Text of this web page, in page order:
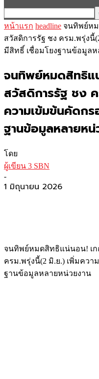
หน้าแรก headline จนทิพย์ห
สวัสดิการรัฐ ชง ครม.พรุ่งนี้
มีสิทธิ์ เชื่อมโยงฐานข้อมูล
จนทิพย์หมดสิทธิแ
สวัสดิการรัฐ ชง
ความเข้มข้นคัดก
ฐานข้อมูลหลายห
โดย
ผู้เขียน 3 SBN
-
1 มิถุนายน 2026
จนทิพย์หมดสิทธิแน่นอน! เ
ครม.พรุ่งนี้(2 มิ.ย.) เพิ่มคว
ฐานข้อมูลหลายหน่วยงาน